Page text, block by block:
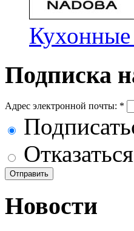
Подписка
Адрес электронной почты: *
Новости